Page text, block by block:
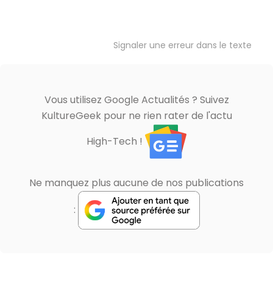
Signaler une erreur dans le texte
Vous utilisez Google Actualités ? Suivez
KultureGeek pour ne rien rater de l'actu
High-Tech !
Ne manquez plus aucune de nos publications
: